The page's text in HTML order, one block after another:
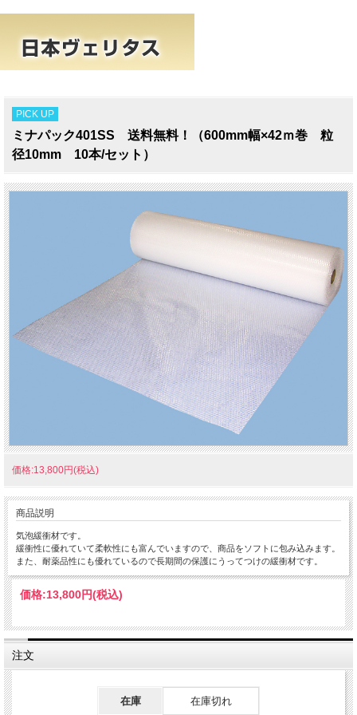
PICK UP
ミナパック401SS 送料無料！（600mm幅×42ｍ巻 粒
径10mm 10本/セット）
価格:13,800円(税込)
商品説明
気泡緩衝材です。
緩衝性に優れていて柔軟性にも富んでいますので、商品をソフトに包み込みます。
また、耐薬品性にも優れているので長期間の保護にうってつけの緩衝材です。
価格:13,800円(税込)
注文
在庫 在庫切れ